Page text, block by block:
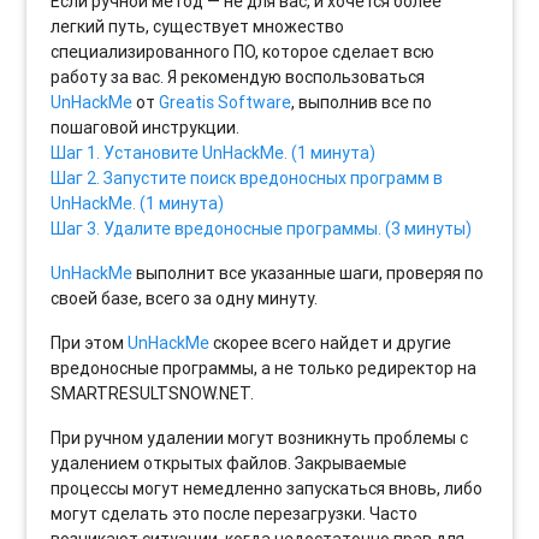
легкий путь, существует множество
специализированного ПО, которое сделает всю
работу за вас. Я рекомендую воспользоваться
UnHackMeотGreatis Software, выполнив все по
пошаговой инструкции.
Шаг 1. Установите UnHackMe. (1 минута)
Шаг 2. Запустите поиск вредоносных программ в
UnHackMe. (1 минута)
Шаг 3. Удалите вредоносные программы. (3 минуты)
UnHackMeвыполнит все указанные шаги, проверяя по
своей базе, всего за одну минуту.
При этомUnHackMeскорее всего найдет и другие
вредоносные программы, а не только редиректор на
SMARTRESULTSNOW.NET.
При ручном удалении могут возникнуть проблемы с
удалением открытых файлов. Закрываемые
процессы могут немедленно запускаться вновь, либо
могут сделать это после перезагрузки. Часто